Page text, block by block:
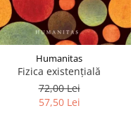
Humanitas
Fizica existenţială
72,00 Lei
57,50 Lei